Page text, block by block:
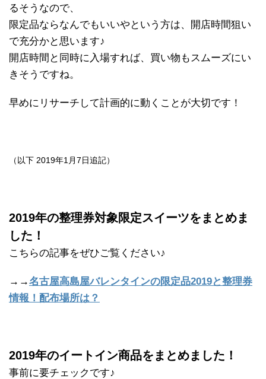
るそうなので、
限定品ならなんでもいいやという方は、開店時間狙い
で充分かと思います♪
開店時間と同時に入場すれば、買い物もスムーズにい
きそうですね。
早めにリサーチして計画的に動くことが大切です！
（以下 2019年1月7日追記）
2019年の整理券対象限定スイーツをまとめま
した！
こちらの記事をぜひご覧ください♪
→→名古屋高島屋バレンタインの限定品2019と整理券
情報！配布場所は？
2019年のイートイン商品をまとめました！
事前に要チェックです♪